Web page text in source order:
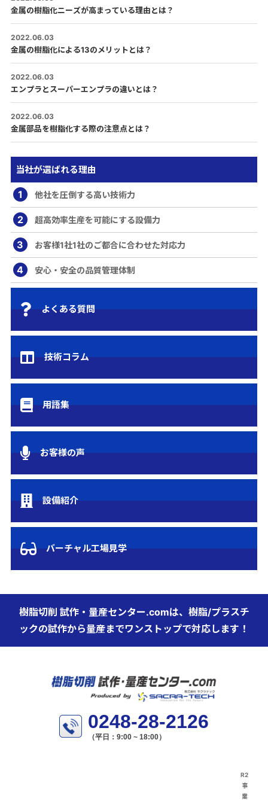
金属の樹脂化ニーズが高まっている理由とは？
2022.06.03
金属の樹脂化による13のメリットとは？
2022.06.03
エンプラとスーパーエンプラの違いとは？
2022.06.03
金属部品を樹脂化する際の注意点とは？
当社が選ばれる理由
1 他社を圧倒する高い技術力
2 超高効率生産を可能にする設備力
3 お客様1社1社のご都合に合わせた対応力
4 安心・安全の品質管理体制
よくある質問
技術コラム
用語集
お客様の声
設備紹介
バーチャル工場見学
樹脂切削 試作・量産センター.comは、樹脂/プラスチ
ックの試作から量産までワンストップで対応します！
0248-28-2126
（平日：9:00 ~ 18:00）
R2
事
業